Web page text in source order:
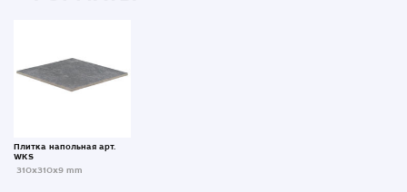
Плитка напольная арт.
WKS
310x310x9 mm